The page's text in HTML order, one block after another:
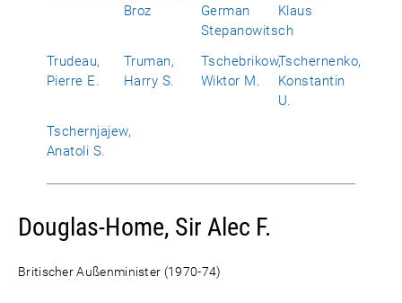
Broz
German
Stepanowitsch
Klaus
Trudeau,
Pierre E.
Truman,
Harry S.
Tschebrikow,
Wiktor M.
Tschernenko,
Konstantin
U.
Tschernjajew,
Anatoli S.
Douglas-Home, Sir Alec F.
Britischer Außenminister (1970-74)